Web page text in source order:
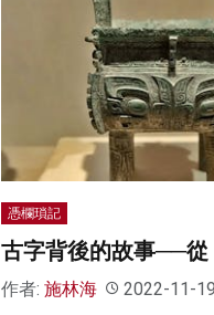
憑欄瑣記
古字背後的故事──從
作者: 施林海 2022-11-19